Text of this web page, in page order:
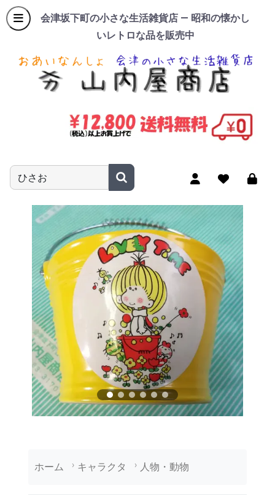
会津坂下町の小さな生活雑貨店 — 昭和の懐かし
いレトロな品を販売中
商品名やキーワードを入力
ホーム キャラクタ 人物・動物